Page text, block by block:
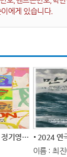
에게 있습니다.
2024 연극영화과 제25회 정기영화제 ‘Re A...
이름 : 최